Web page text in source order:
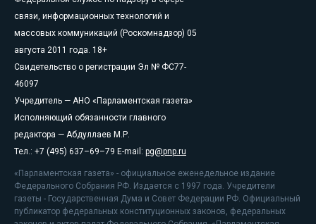
связи, информационных технологий и
массовых коммуникаций (Роскомнадзор) 05
августа 2011 года. 18+
Свидетельство о регистрации Эл № ФС77-
46097
Учредитель — АНО «Парламентская газета»
Исполняющий обязанности главного
редактора — Абдуллаев М.Р.
Тел.: +7 (495) 637–69–79 E-mail: pg@pnp.ru
«Парламентская газета» - официальное еженедельное издание
Федерального Собрания РФ. Издается с 1997 года. Учредители
газеты - Государственная Дума и Совет Федерации РФ. Официальный
публикатор федеральных конституционных законов, федеральных